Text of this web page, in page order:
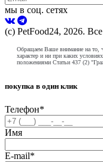
мы в соц. сетях
(с) PetFood24, 2026.
Обращаем Ваше внимание на то,
характер и ни при каких
положениями Статьи 437 (2)
покупка в один клик
Телефон*
Имя
E-mail*